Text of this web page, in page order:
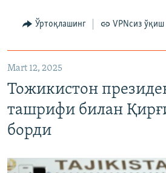
Ўртоқлашинг VPNсиз ўқиш
Mart 12, 2025
Тожикистон
ташрифи билан
борди